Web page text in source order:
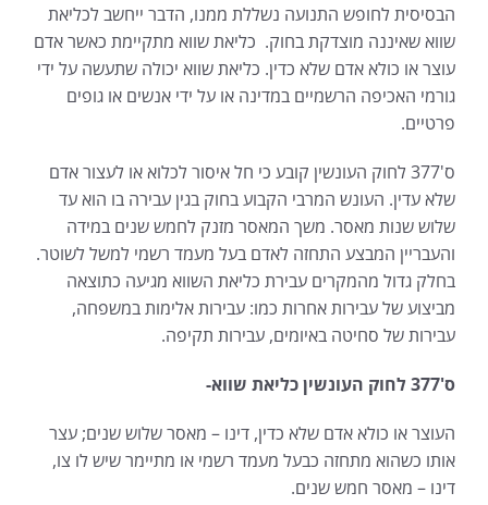
הבסיסית לחופש התנועה נשללת ממנו, הדבר ייחשב לכליאת
שווא שאיננה מוצדקת בחוק. כליאת שווא מתקיימת כאשר אדם
עוצר או כולא אדם שלא כדין. כליאת שווא יכולה שתעשה על ידי
גורמי האכיפה הרשמיים במדינה או על ידי אנשים או גופים
פרטיים.
ס'377 לחוק העונשין קובע כי חל איסור לכלוא או לעצור אדם
שלא עדין. העונש המרבי הקבוע בחוק בגין עבירה בו הוא עד
שלוש שנות מאסר. משך המאסר מזנק לחמש שנים במידה
והעבריין המבצע התחזה לאדם בעל מעמד רשמי למשל לשוטר.
בחלק גדול מהמקרים עבירת כליאת השווא מגיעה כתוצאה
מביצוע של עבירות אחרות כמו: עבירות אלימות במשפחה,
עבירות של סחיטה באיומים, עבירות תקיפה.
ס'377 לחוק העונשין כליאת שווא-
העוצר או כולא אדם שלא כדין, דינו – מאסר שלוש שנים; עצר
אותו כשהוא מתחזה כבעל מעמד רשמי או מתיימר שיש לו צו,
דינו – מאסר חמש שנים.